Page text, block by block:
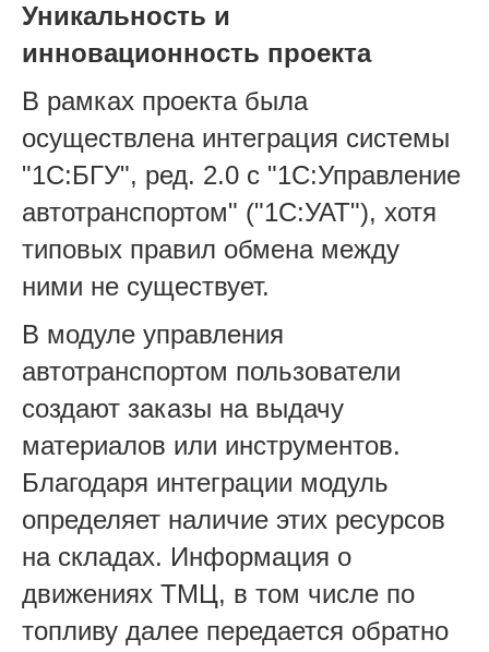
Уникальность и
инновационность проекта
В рамках проекта была
осуществлена интеграция системы
"1С:БГУ", ред. 2.0 с "1С:Управление
автотранспортом" ("1С:УАТ"), хотя
типовых правил обмена между
ними не существует.
В модуле управления
автотранспортом пользователи
создают заказы на выдачу
материалов или инструментов.
Благодаря интеграции модуль
определяет наличие этих ресурсов
на складах. Информация о
движениях ТМЦ, в том числе по
топливу далее передается обратно